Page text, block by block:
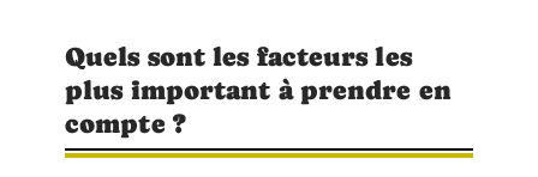
Quels sont les facteurs les
plus important à prendre en
compte ?